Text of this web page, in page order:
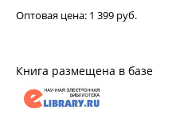
Оптовая цена: 1 399 руб.
Книга размещена в базе